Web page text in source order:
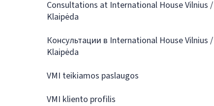
Consultations at International House Vilnius /
Klaipėda
Консультации в International House Vilnius /
Klaipėda
VMI teikiamos paslaugos
VMI kliento profilis